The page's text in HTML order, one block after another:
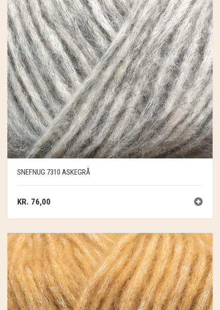
ANDRE BRANDS
SNEFNUG 7310 ASKEGRÅ
KR. 76,00